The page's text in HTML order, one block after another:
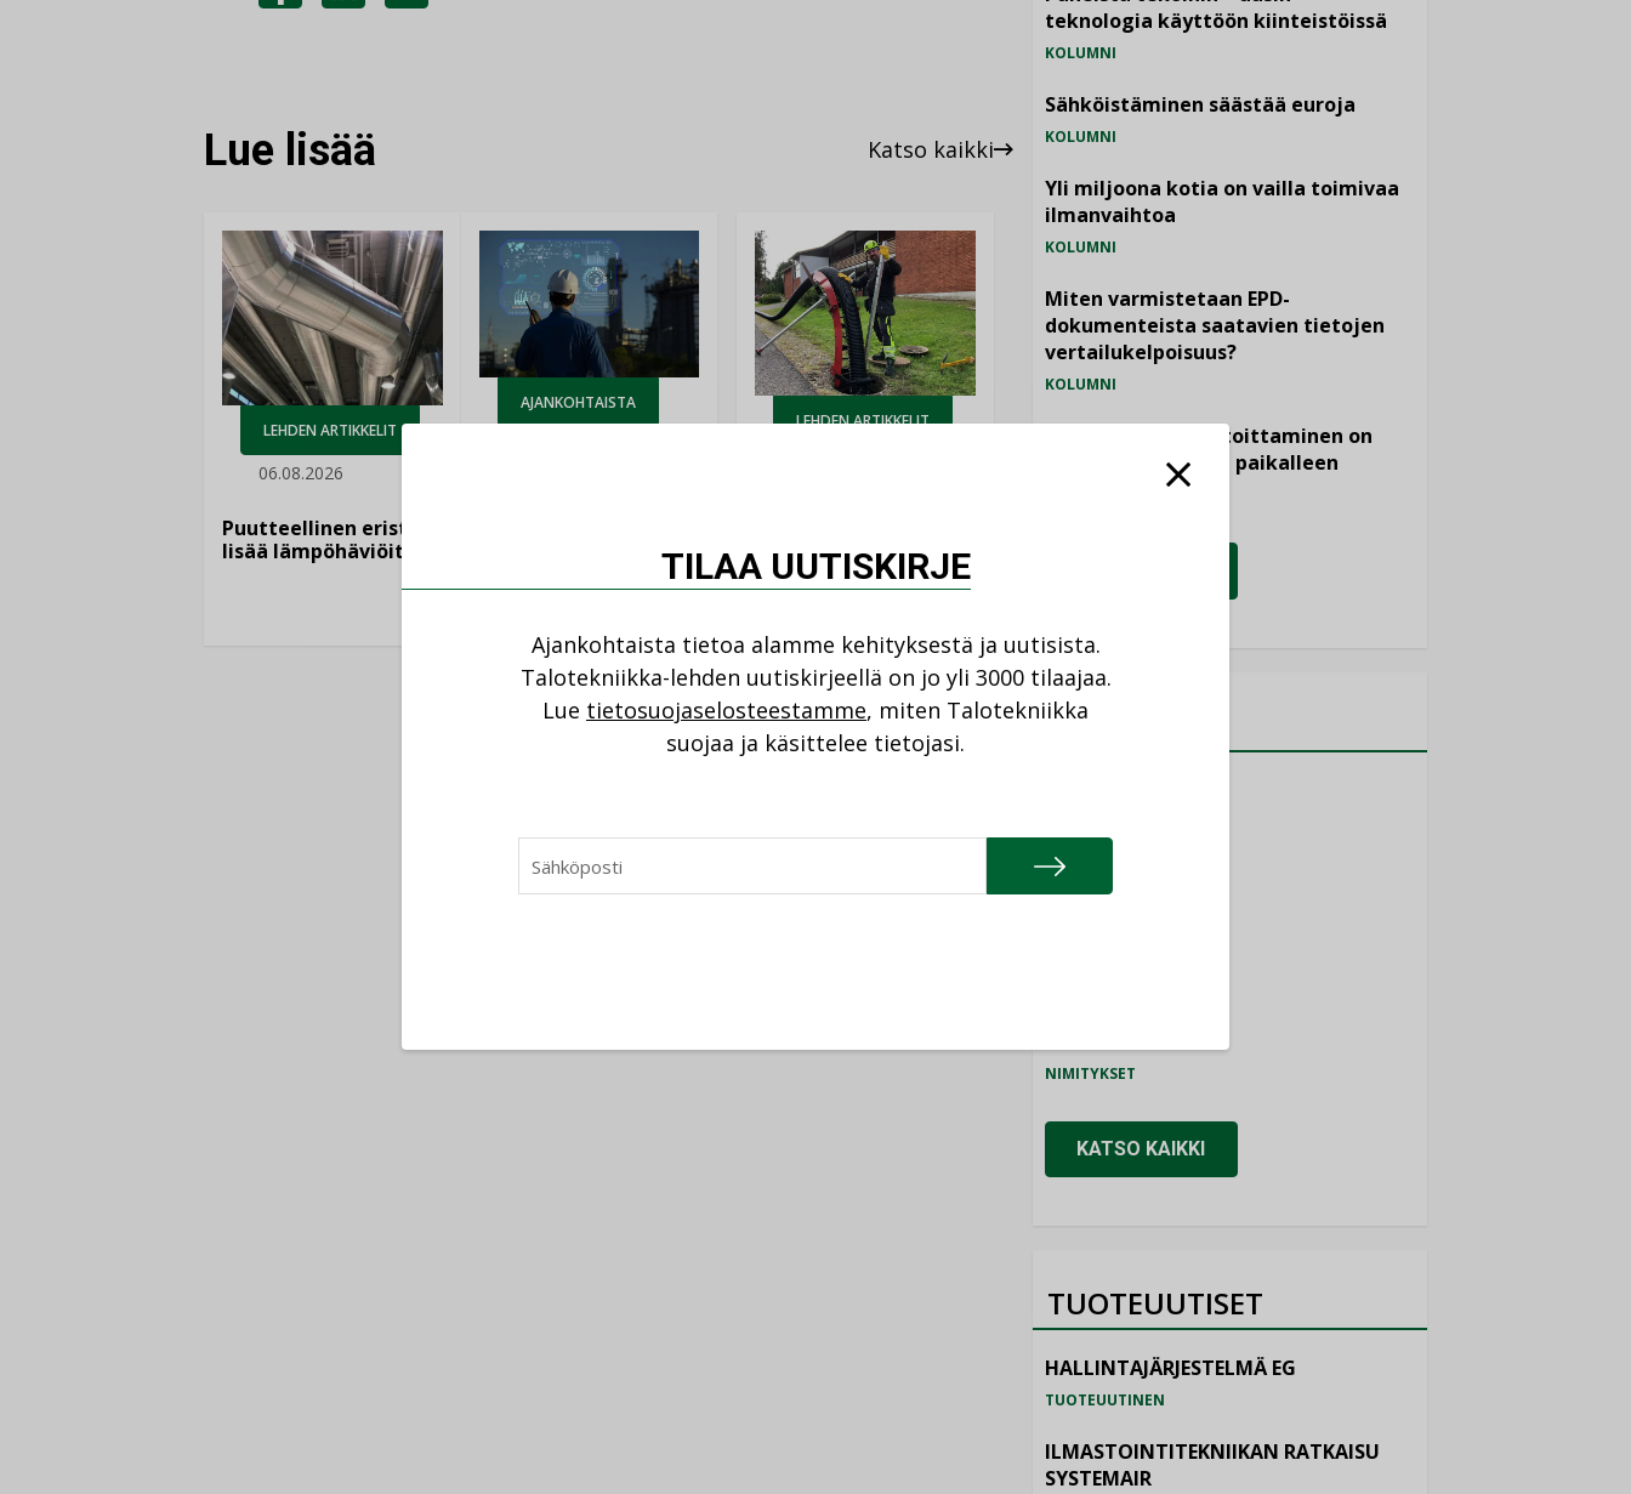
Lue lisää Katso kaikki
LEHDEN ARTIKKELIT
06.08.2026
Puutteellinen eristys
lisää lämpöhäviöitä
AJANKOHTAISTA
teknologiat tuodaan
LEHDEN ARTIKKELIT
vakiinnuttavat
asemansa
teknologia käyttöön kiinteistöissä
KOLUMNI
Sähköistäminen säästää euroja
KOLUMNI
Yli miljoona kotia on vailla toimivaa
ilmanvaihtoa
KOLUMNI
Miten varmistetaan EPD-
dokumenteista saatavien tietojen
vertailukelpoisuus?
KOLUMNI
Vesi- ja viemärimitoittaminen on
jämähtänyt ajassa paikalleen
NIMITYKSET
Refair
NIMITYKSET
KATSO KAIKKI
TUOTEUUTISET
HALLINTAJÄRJESTELMÄ EG
TUOTEUUTINEN
ILMASTOINTITEKNIIKAN RATKAISU
SYSTEMAIR
TILAA UUTISKIRJE
Ajankohtaista tietoa alamme kehityksestä ja uutisista.
Talotekniikka-lehden uutiskirjeellä on jo yli 3000 tilaajaa.
Lue tietosuojaselosteestamme, miten Talotekniikka
suojaa ja käsittelee tietojasi.